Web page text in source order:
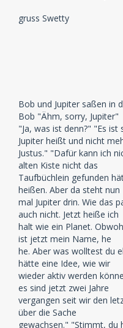
gruss Swetty
Bob und Jupiter saßen in
Bob "Ähm, sorry, Jupiter"
"Ja, was ist denn?" "Es
Jupiter heißt und nicht
Justus." "Dafür kann ich
alten Kiste nicht das
Taufbüchlein gefunden
heißen. Aber da steht nun
mal Jupiter drin. Wie das
auch nicht. Jetzt heiße ich
halt wie ein Planet.
ist jetzt mein Name, he
he. Aber was wolltest du
hätte eine Idee, wie wir
wieder aktiv werden
es sind jetzt zwei Jahre
vergangen seit wir den
über die Sache
gewachsen." "Stimmt, du